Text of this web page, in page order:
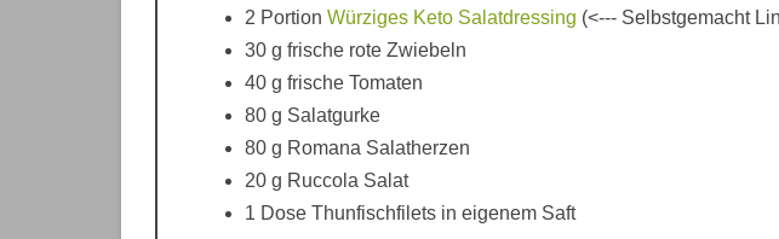
2 Portion Würziges Keto Salatdressing (<--- Selbstgemacht
30 g frische rote Zwiebeln
40 g frische Tomaten
80 g Salatgurke
80 g Romana Salatherzen
20 g Ruccola Salat
1 Dose Thunfischfilets in eigenem Saft